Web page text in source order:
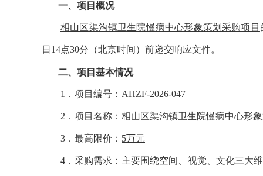
一、 项目概况
相山区渠沟镇卫生院慢病中心形象策划采购项目
日14点30分 （北京时间）前递交响应文件。
二、 项目基本情况
1． 项目编号： AHZF-2026-047
2． 项目名称： 相山区渠沟镇卫生院慢病中心形
3． 最高限价： 5万元
4．采购需求：主要围绕空间、视觉、文化三大